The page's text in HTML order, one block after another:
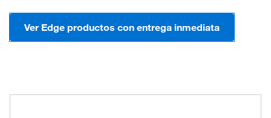
Ver Edge productos con entrega inmediata